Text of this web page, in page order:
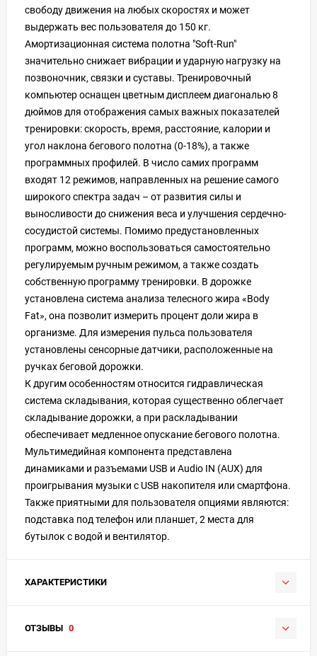
свободу движения на любых скоростях и может
выдержать вес пользователя до 150 кг.
Амортизационная система полотна "Soft-Run"
значительно снижает вибрации и ударную нагрузку на
позвоночник, связки и суставы. Тренировочный
компьютер оснащен цветным дисплеем диагональю 8
дюймов для отображения самых важных показателей
тренировки: скорость, время, расстояние, калории и
угол наклона бегового полотна (0-18%), а также
программных профилей. В число самих программ
входят 12 режимов, направленных на решение самого
широкого спектра задач – от развития силы и
выносливости до снижения веса и улучшения сердечно-
сосудистой системы. Помимо предустановленных
программ, можно воспользоваться самостоятельно
регулируемым ручным режимом, а также создать
собственную программу тренировки. В дорожке
установлена система анализа телесного жира «Body
Fat», она позволит измерить процент доли жира в
организме. Для измерения пульса пользователя
установлены сенсорные датчики, расположенные на
ручках беговой дорожки.
К другим особенностям относится гидравлическая
система складывания, которая существенно облегчает
складывание дорожки, а при раскладывании
обеспечивает медленное опускание бегового полотна.
Мультимедийная компонента представлена
динамиками и разъемами USB и Audio IN (AUX) для
проигрывания музыки с USB накопителя или смартфона.
Также приятными для пользователя опциями являются:
подставка под телефон или планшет, 2 места для
бутылок с водой и вентилятор.
ХАРАКТЕРИСТИКИ
ОТЗЫВЫ 0